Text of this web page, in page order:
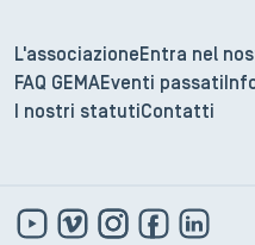
L'associazione Entra nel
FAQ GEMAEventi passati
I nostri statuti Contatti